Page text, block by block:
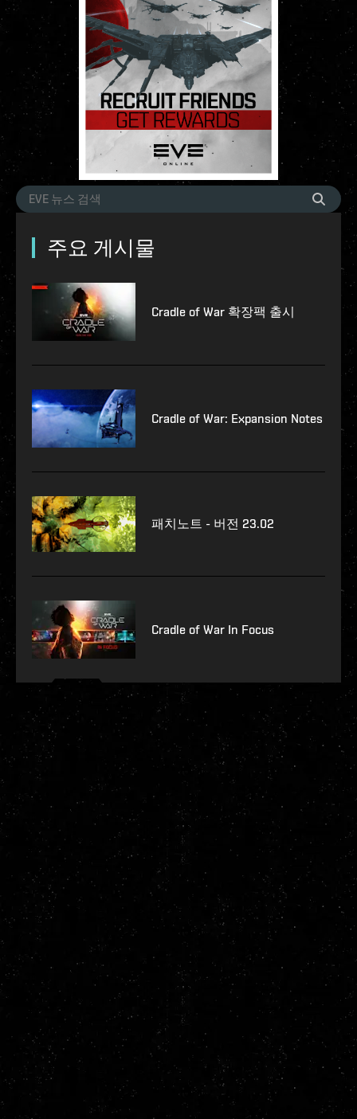
주요 게시물
Cradle of War 확장팩 출시
Cradle of War: Expansion Notes
패치노트 - 버전 23.02
Cradle of War In Focus